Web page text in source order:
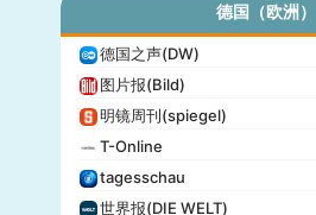
德国（欧洲）
德国之声(DW)
图片报(Bild)
明镜周刊(spiegel)
T-Online
tagesschau
世界报(DIE WELT)